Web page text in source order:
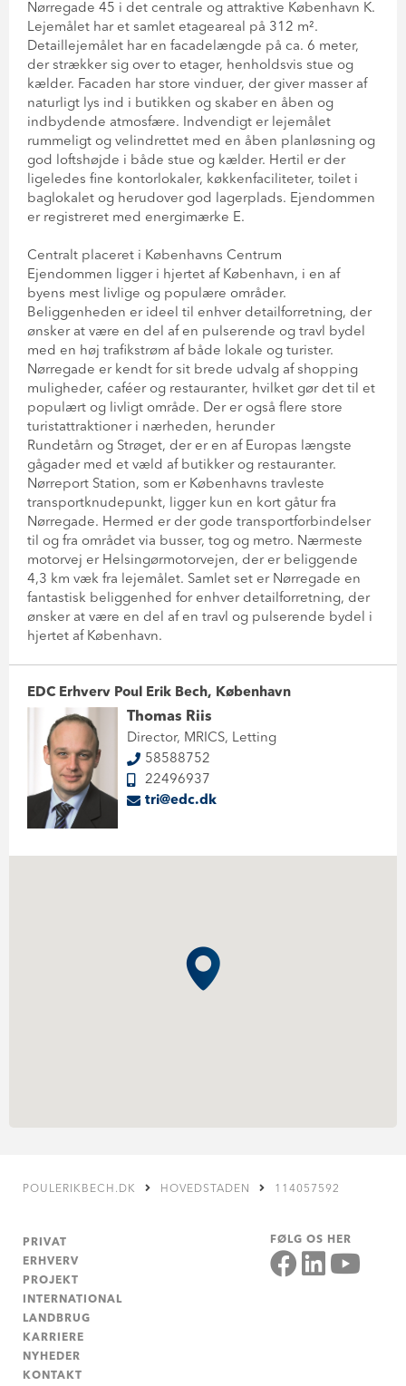
Nørregade 45 i det centrale og attraktive København K.
Lejemålet har et samlet etageareal på 312 m².
Detaillejemålet har en facadelængde på ca. 6 meter,
der strækker sig over to etager, henholdsvis stue og
kælder. Facaden har store vinduer, der giver masser af
naturligt lys ind i butikken og skaber en åben og
indbydende atmosfære. Indvendigt er lejemålet
rummeligt og velindrettet med en åben planløsning og
god loftshøjde i både stue og kælder. Hertil er der
ligeledes fine kontorlokaler, køkkenfaciliteter, toilet i
baglokalet og herudover god lagerplads. Ejendommen
er registreret med energimærke E.
Centralt placeret i Københavns Centrum
Ejendommen ligger i hjertet af København, i en af
byens mest livlige og populære områder.
Beliggenheden er ideel til enhver detailforretning, der
ønsker at være en del af en pulserende og travl bydel
med en høj trafikstrøm af både lokale og turister.
Nørregade er kendt for sit brede udvalg af shopping
muligheder, caféer og restauranter, hvilket gør det til et
populært og livligt område. Der er også flere store
turistattraktioner i nærheden, herunder
Rundetårn og Strøget, der er en af Europas længste
gågader med et væld af butikker og restauranter.
Nørreport Station, som er Københavns travleste
transportknudepunkt, ligger kun en kort gåtur fra
Nørregade. Hermed er der gode transportforbindelser
til og fra området via busser, tog og metro. Nærmeste
motorvej er Helsingørmotorvejen, der er beliggende
4,3 km væk fra lejemålet. Samlet set er Nørregade en
fantastisk beliggenhed for enhver detailforretning, der
ønsker at være en del af en travl og pulserende bydel i
hjertet af København.
EDC Erhverv Poul Erik Bech, København
Thomas Riis
Director, MRICS, Letting
58588752
22496937
tri@edc.dk
POULERIKBECH.DK HOVEDSTADEN 114057592
PRIVAT
ERHVERV
PROJEKT
INTERNATIONAL
LANDBRUG
KARRIERE
NYHEDER
KONTAKT
FØLG OS HER